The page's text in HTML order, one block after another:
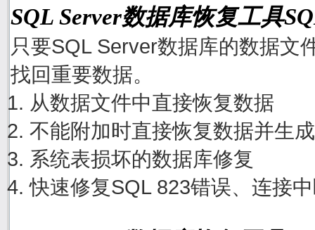
SQL Server数据库恢复工具
只要SQL Server数据库的数据文
找回重要数据。
从数据文件中直接恢复数据
不能附加时直接恢复数据并生
系统表损坏的数据库修复
快速修复SQL 823错误、连接